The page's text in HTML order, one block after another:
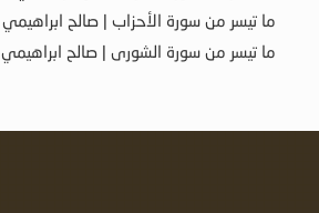
ما تيسر من سورة الأحزاب | صالح ابراهيمي
ما تيسر من سورة الشورى | صالح ابراهيمي